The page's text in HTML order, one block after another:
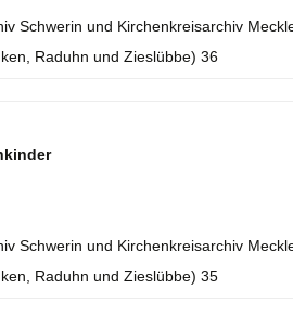
Schwerin und Kirchenkreisarchiv
Raduhn und Zieslübbe) 36
Schwerin und Kirchenkreisarchiv
Raduhn und Zieslübbe) 35